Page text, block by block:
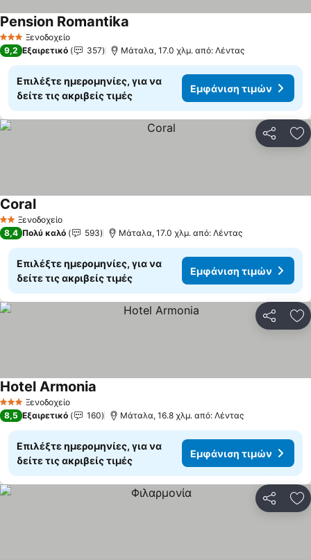
3 ΑστέριαΞενοδοχείο
Pension Romantika
9,2 Εξαιρετικό 357 Μάταλα, 17.0 χλμ. από: Λέντας
Επιλέξτε ημερομηνίες, για να
δείτε τις ακριβείς τιμές
Εμφάνιση τιμών
2 ΑστέριαΞενοδοχείο
CoralΕμφάνιση τιμών
8,4 Πολύ καλό 593 Μάταλα, 17.0 χλμ. από: Λέντας
Επιλέξτε ημερομηνίες, για να
δείτε τις ακριβείς τιμές
Εμφάνιση τιμών
3 ΑστέριαΞενοδοχείο
Hotel Armonia
8,5 Εξαιρετικό 160 Μάταλα, 16.8 χλμ. από: Λέντας
Επιλέξτε ημερομηνίες, για να
δείτε τις ακριβείς τιμές
Εμφάνιση τιμών